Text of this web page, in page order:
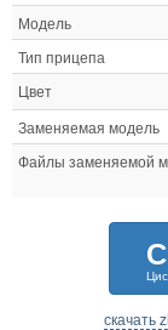
Модель
Тип прицепа
Цвет
Заменяемая модель
Файлы заменяемой
скачать